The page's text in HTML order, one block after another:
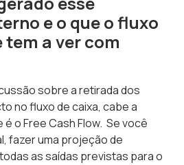
e o que o fluxo
a ver com
sobre a retirada dos
no fluxo de caixa, cabe a
o Free Cash Flow. Se você
fazer uma projeção de
as saídas previstas para o